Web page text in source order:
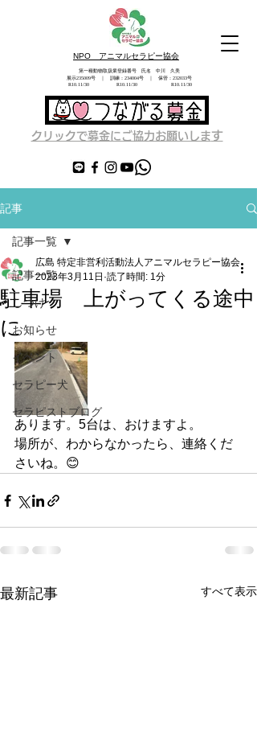
NPO アニマルセラピー協会
第一種動物取扱業登録番号 氏名 中川 久美
展示235009号 ｜ 訓練：234004号 ｜ 保管：232033号
​ R10.11/30 R10.11/30 R10.11/30
クリックで募金にご協力お願いします
記事
記事一覧
しつけ
お知らせ
イベント
セラピー犬
セラピストブログ
記事一覧
駐車場 上がってくる途中
に
広島 特定非営利活動法人アニマルセラピー協会
2023年3月11日 読了時間: 1分
あります。5台は、おけますよ。
場所が、わからなかったら、連絡くだ
さいね。😊
最新記事 すべて表示